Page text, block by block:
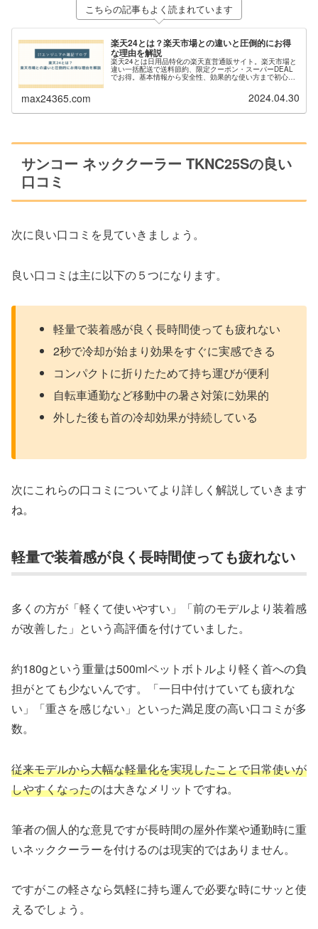
こちらの記事もよく読まれています
楽天24とは？楽天市場との違いと圧倒的にお得
な理由を解説
楽天24とは日用品特化の楽天直営通販サイト。楽天市場と
違い一括配送で送料節約、限定クーポン・スーパーDEAL
でお得。基本情報から安全性、効果的な使い方まで初心者
にもわかりやすく解説。
max24365.com 2024.04.30
サンコー ネッククーラー TKNC25Sの良い
口コミ
次に良い口コミを見ていきましょう。
良い口コミは主に以下の５つになります。
軽量で装着感が良く長時間使っても疲れない
2秒で冷却が始まり効果をすぐに実感できる
コンパクトに折りたためて持ち運びが便利
自転車通勤など移動中の暑さ対策に効果的
外した後も首の冷却効果が持続している
次にこれらの口コミについてより詳しく解説していきます
ね。
軽量で装着感が良く長時間使っても疲れない
多くの方が「軽くて使いやすい」「前のモデルより装着感
が改善した」という高評価を付けていました。
約180gという重量は500mlペットボトルより軽く首への負
担がとても少ないんです。「一日中付けていても疲れな
い」「重さを感じない」といった満足度の高い口コミが多
数。
従来モデルから大幅な軽量化を実現したことで日常使いが
しやすくなったのは大きなメリットですね。
筆者の個人的な意見ですが長時間の屋外作業や通勤時に重
いネッククーラーを付けるのは現実的ではありません。
ですがこの軽さなら気軽に持ち運んで必要な時にサッと使
えるでしょう。